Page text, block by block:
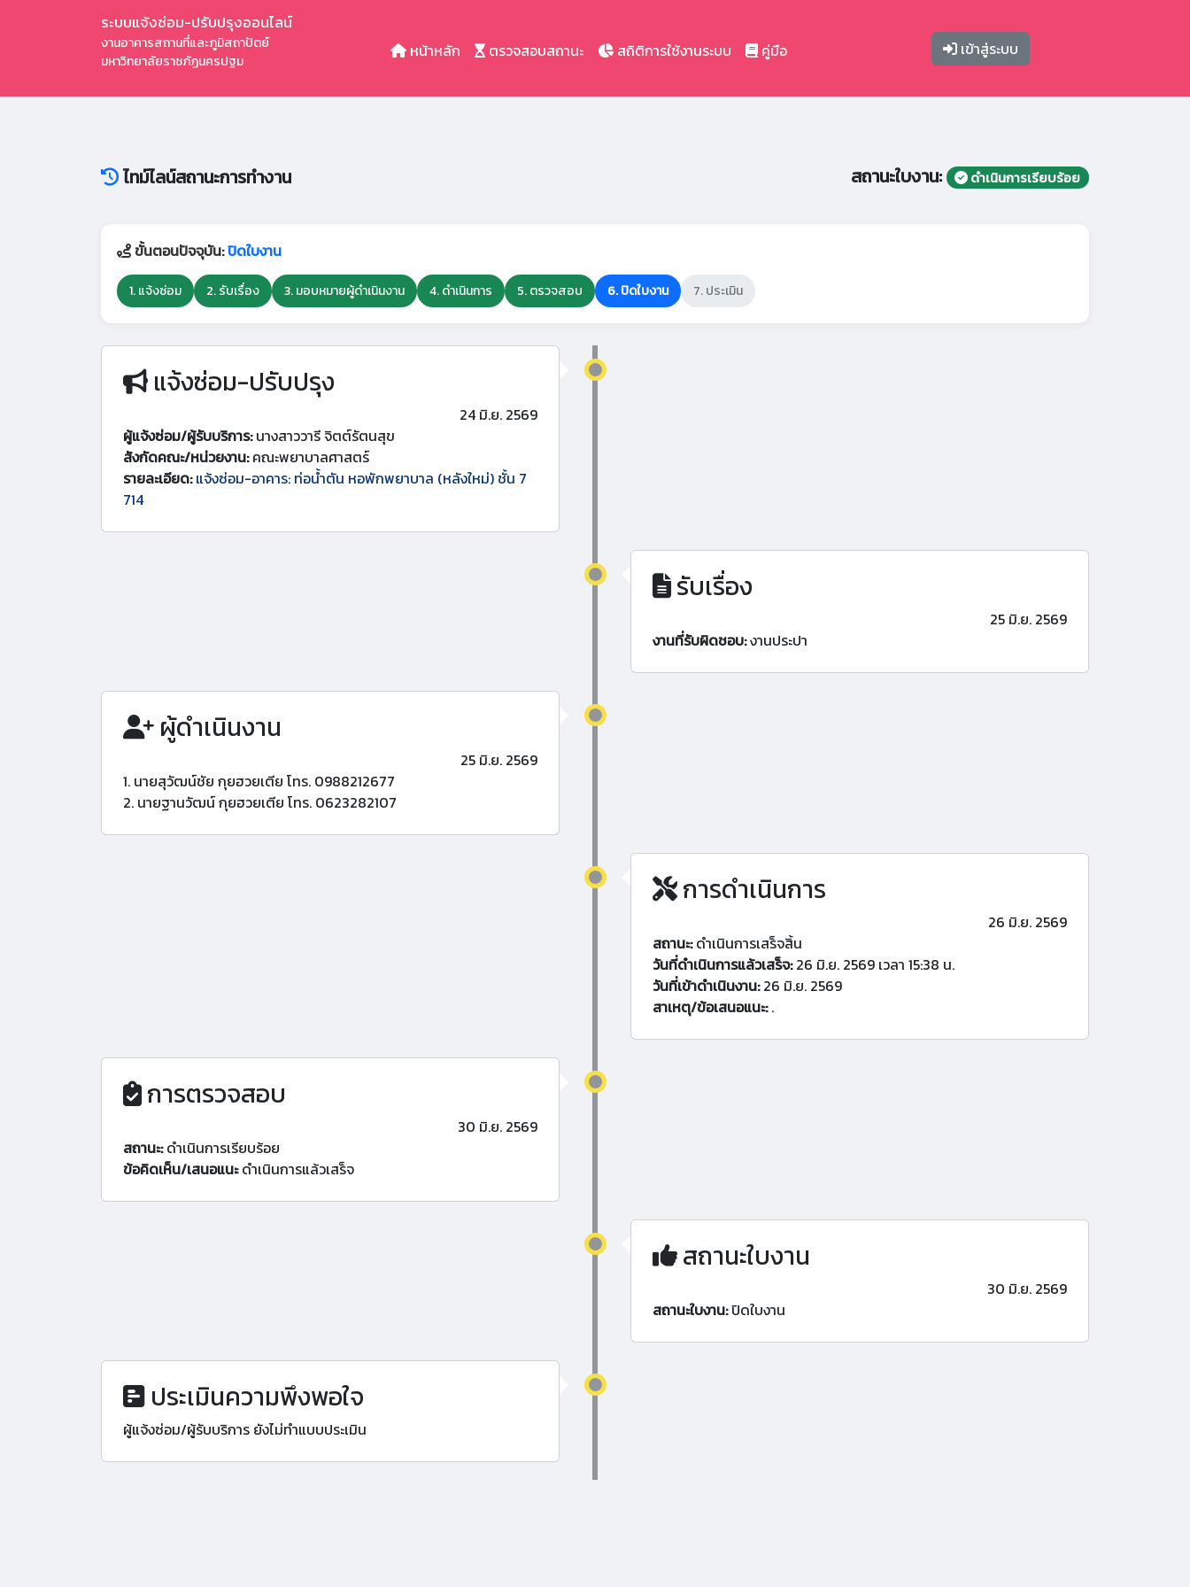
ระบบแจ้งซ่อม-ปรับปรุงออนไลน์
งานอาคารสถานที่และภูมิสถาปัตย์
มหาวิทยาลัยราชภัฏนครปฐม
หน้าหลัก ตรวจสอบสถานะ สถิติการใช้งานระบบ คู่มือ เข้าสู่ระบบ
ไทม์ไลน์สถานะการทำงาน สถานะใบงาน: ดำเนินการเรียบร้อย
ขั้นตอนปัจจุบัน:ปิดใบงาน
1. แจ้งซ่อม 2. รับเรื่อง 3. มอบหมายผู้ดำเนินงาน 4. ดำเนินการ 5. ตรวจสอบ 6. ปิดใบงาน 7. ประเมิน
แจ้งซ่อม-ปรับปรุง
24 มิ.ย. 2569
ผู้แจ้งซ่อม/ผู้รับบริการ:นางสาววารี จิตต์รัตนสุข
สังกัดคณะ/หน่วยงาน:คณะพยาบาลศาสตร์
รายละเอียด: แจ้งซ่อม-อาคาร: ท่อน้ำตัน หอพักพยาบาล (หลังใหม่) ชั้น 7
714
รับเรื่อง
25 มิ.ย. 2569
งานที่รับผิดชอบ:งานประปา
ผู้ดำเนินงาน
25 มิ.ย. 2569
1. นายสุวัฒน์ชัย กุยฮวยเตีย โทร. 0988212677
2. นายฐานวัฒน์ กุยฮวยเตีย โทร. 0623282107
การดำเนินการ
26 มิ.ย. 2569
สถานะ:ดำเนินการเสร็จสิ้น
วันที่ดำเนินการแล้วเสร็จ:26 มิ.ย. 2569 เวลา 15:38 น.
วันที่เข้าดำเนินงาน:26 มิ.ย. 2569
สาเหตุ/ข้อเสนอแนะ:.
การตรวจสอบ
30 มิ.ย. 2569
สถานะ:ดำเนินการเรียบร้อย
ข้อคิดเห็น/เสนอแนะดำเนินการแล้วเสร็จ
สถานะใบงาน
30 มิ.ย. 2569
สถานะใบงาน:ปิดใบงาน
ประเมินความพึงพอใจ
ผู้แจ้งซ่อม/ผู้รับบริการ ยังไม่ทำแบบประเมิน